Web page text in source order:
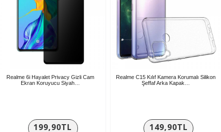
Realme 6i Hayalet Privacy Gizli Cam
Ekran Koruyucu Siyah…
199,90TL
Realme C15 Kılıf Kamera Korumalı Silikon
Şeffaf Arka Kapak…
149,90TL